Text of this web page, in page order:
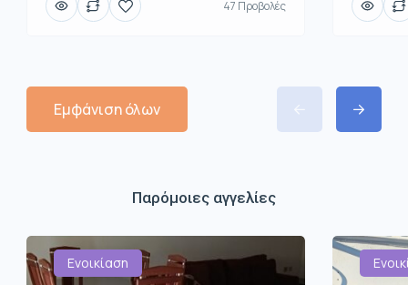
47 Προβολές
Εμφάνιση όλων
Παρόμοιες αγγελίες
Ενοικίαση